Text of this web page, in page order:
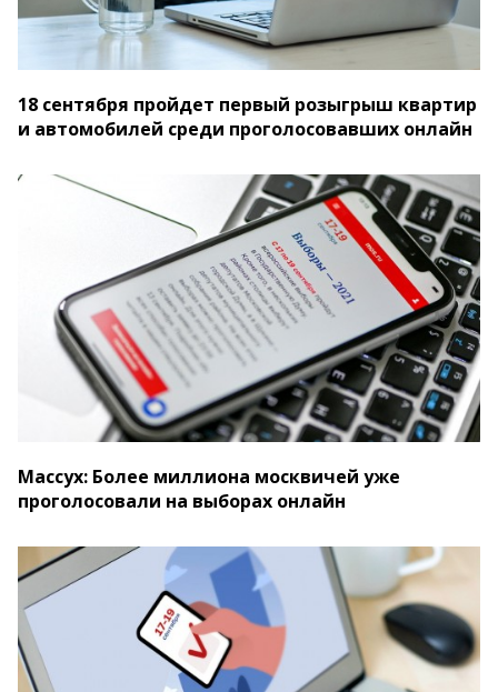
18 сентября пройдет первый розыгрыш квартир
и автомобилей среди проголосовавших онлайн
Массух: Более миллиона москвичей уже
проголосовали на выборах онлайн